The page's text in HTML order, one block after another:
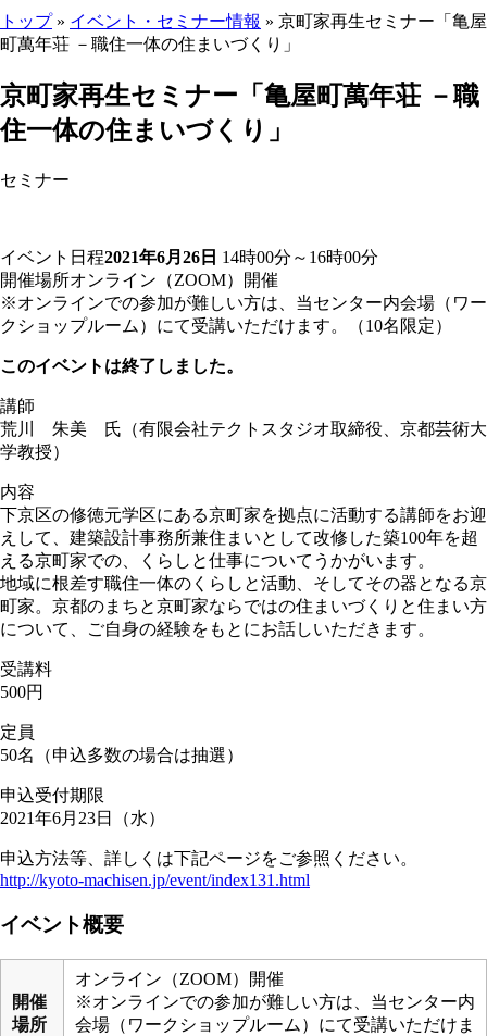
トップ» イベント・セミナー情報 » 京町家再生セミナー「亀屋
町萬年荘 －職住一体の住まいづくり」
ここから本文です。
京町家再生セミナー「亀屋町萬年荘 －職
住一体の住まいづくり」
セミナー
イベント日程2021年6月26日 14時00分～16時00分
開催場所オンライン（ZOOM）開催
※オンラインでの参加が難しい方は、当センター内会場（ワー
クショップルーム）にて受講いただけます。（10名限定）
このイベントは終了しました。
講師
荒川 朱美 氏（有限会社テクトスタジオ取締役、京都芸術大
学教授）
内容
下京区の修徳元学区にある京町家を拠点に活動する講師をお迎
えして、建築設計事務所兼住まいとして改修した築100年を超
える京町家での、くらしと仕事についてうかがいます。
地域に根差す職住一体のくらしと活動、そしてその器となる京
町家。京都のまちと京町家ならではの住まいづくりと住まい方
について、ご自身の経験をもとにお話しいただきます。
受講料
500円
定員
50名（申込多数の場合は抽選）
申込受付期限
2021年6月23日（水）
申込方法等、詳しくは下記ページをご参照ください。
http://kyoto-machisen.jp/event/index131.html
イベント概要
開催
場所
オンライン（ZOOM）開催
※オンラインでの参加が難しい方は、当センター内
会場（ワークショップルーム）にて受講いただけま